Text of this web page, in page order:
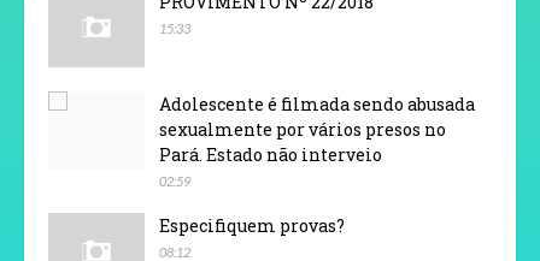
15:33
Adolescente é filmada sendo abusada
sexualmente por vários presos no
Pará. Estado não interveio
02:59
Especifiquem provas?
08:12